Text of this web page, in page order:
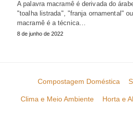
A palavra macramê é derivada do
"toalha listrada", "franja ornamental"
macramê é a técnica…
8 de junho de 2022
Compostagem Doméstica
Clima e Meio Ambiente Horta e